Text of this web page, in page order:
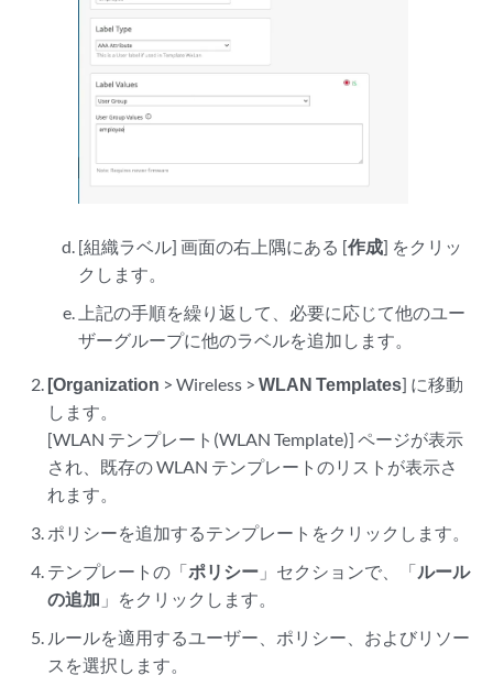
[組織ラベル] 画面の右上隅にある [作成] をクリッ
クします。
上記の手順を繰り返して、必要に応じて他のユー
ザーグループに他のラベルを追加します。
[Organization > Wireless >WLAN Templates] に移動
します。
[WLAN テンプレート(WLAN Template)] ページが表示
され、既存の WLAN テンプレートのリストが表示さ
れます。
ポリシーを追加するテンプレートをクリックします。
テンプレートの「ポリシー 」セクションで、「ルール
の追加 」をクリックします。
ルールを適用するユーザー、ポリシー、およびリソー
スを選択します。